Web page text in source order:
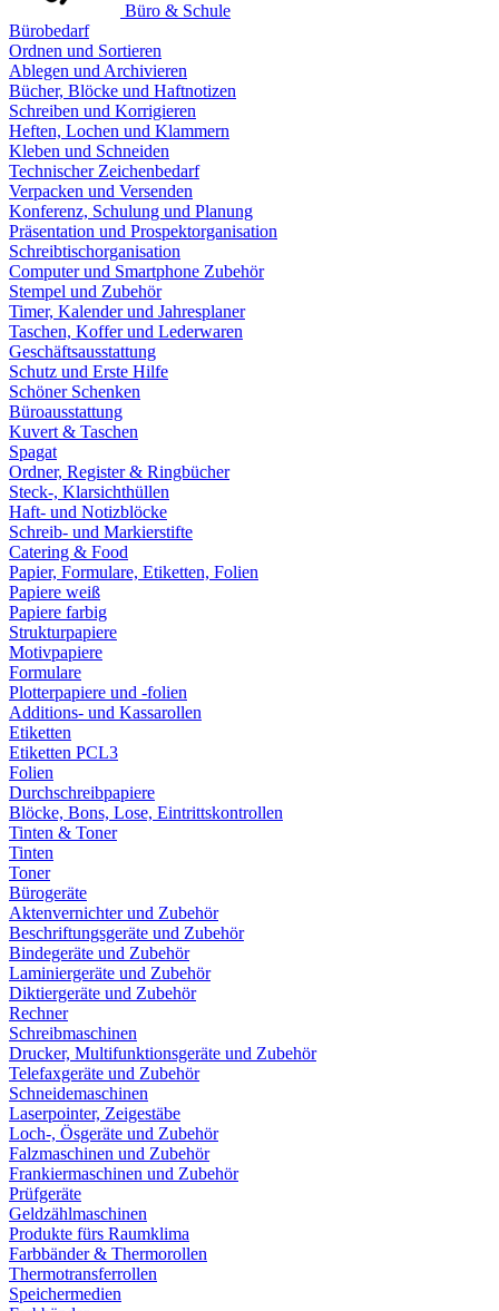
Büro & Schule
Bürobedarf
Ordnen und Sortieren
Ablegen und Archivieren
Bücher, Blöcke und Haftnotizen
Schreiben und Korrigieren
Heften, Lochen und Klammern
Kleben und Schneiden
Technischer Zeichenbedarf
Verpacken und Versenden
Konferenz, Schulung und Planung
Präsentation und Prospektorganisation
Schreibtischorganisation
Computer und Smartphone Zubehör
Stempel und Zubehör
Timer, Kalender und Jahresplaner
Taschen, Koffer und Lederwaren
Geschäftsausstattung
Schutz und Erste Hilfe
Schöner Schenken
Büroausstattung
Kuvert & Taschen
Spagat
Ordner, Register & Ringbücher
Steck-, Klarsichthüllen
Haft- und Notizblöcke
Schreib- und Markierstifte
Catering & Food
Papier, Formulare, Etiketten, Folien
Papiere weiß
Papiere farbig
Strukturpapiere
Motivpapiere
Formulare
Plotterpapiere und -folien
Additions- und Kassarollen
Etiketten
Etiketten PCL3
Folien
Durchschreibpapiere
Blöcke, Bons, Lose, Eintrittskontrollen
Tinten & Toner
Tinten
Toner
Bürogeräte
Aktenvernichter und Zubehör
Beschriftungsgeräte und Zubehör
Bindegeräte und Zubehör
Laminiergeräte und Zubehör
Diktiergeräte und Zubehör
Rechner
Schreibmaschinen
Drucker, Multifunktionsgeräte und Zubehör
Telefaxgeräte und Zubehör
Schneidemaschinen
Laserpointer, Zeigestäbe
Loch-, Ösgeräte und Zubehör
Falzmaschinen und Zubehör
Frankiermaschinen und Zubehör
Prüfgeräte
Geldzählmaschinen
Produkte fürs Raumklima
Farbbänder & Thermorollen
Thermotransferrollen
Speichermedien